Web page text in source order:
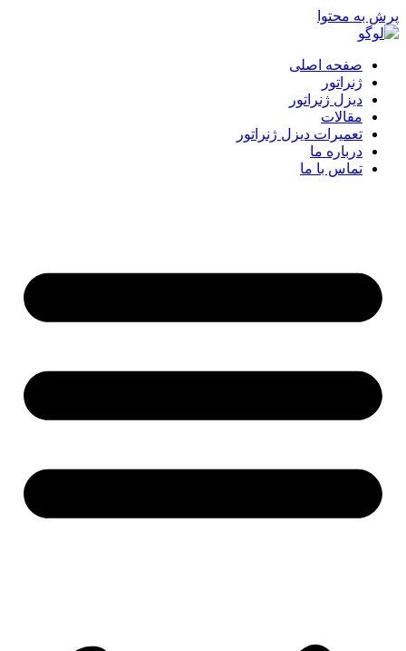
پرش به محتوا
صفحه اصلی
ژنراتور
دیزل ژنراتور
مقالات
تعمیرات دیزل ژنراتور
درباره ما
تماس با ما